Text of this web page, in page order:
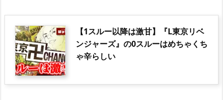
【1スルー以降は激甘】『L東京リベ
ンジャーズ』の0スルーはめちゃくち
ゃ辛らしい